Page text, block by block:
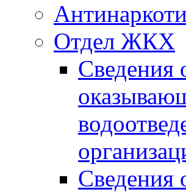
Отдел ЖКХ
Сведения
Сведения